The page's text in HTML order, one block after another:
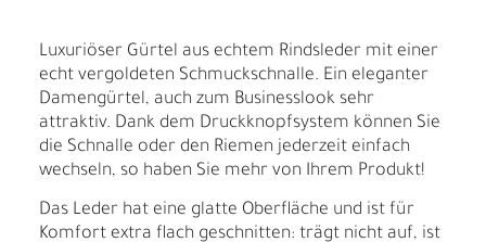
Luxuriöser Gürtel aus echtem Rindsleder mit einer
echt vergoldeten Schmuckschnalle. Ein eleganter
Damengürtel, auch zum Businesslook sehr
attraktiv. Dank dem Druckknopfsystem können Sie
die Schnalle oder den Riemen jederzeit einfach
wechseln, so haben Sie mehr von Ihrem Produkt!
Das Leder hat eine glatte Oberfläche und ist für
Komfort extra flach geschnitten: trägt nicht auf, ist